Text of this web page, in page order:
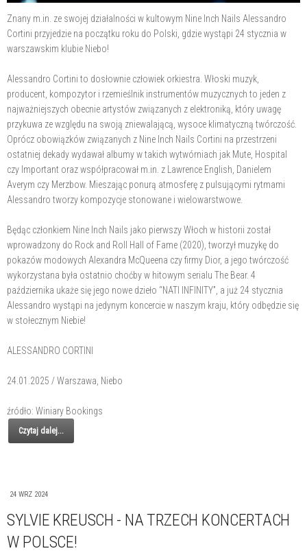
Znany m.in. ze swojej działalności w kultowym Nine Inch Nails Alessandro
Cortini przyjedzie na początku roku do Polski, gdzie wystąpi 24 stycznia w
warszawskim klubie Niebo!
Alessandro Cortini to dosłownie człowiek orkiestra. Włoski muzyk,
producent, kompozytor i rzemieślnik instrumentów muzycznych to jeden z
najważniejszych obecnie artystów związanych z elektroniką, który uwagę
przykuwa ze względu na swoją zniewalającą, wysoce klimatyczną twórczość.
Oprócz obowiązków związanych z Nine Inch Nails Cortini na przestrzeni
ostatniej dekady wydawał albumy w takich wytwórniach jak Mute, Hospital
czy Important oraz współpracował m.in. z Lawrence English, Danielem
Averym czy Merzbow. Mieszając ponurą atmosferę z pulsującymi rytmami
Alessandro tworzy kompozycje stonowane i wielowarstwowe.
Będąc członkiem Nine Inch Nails jako pierwszy Włoch w historii został
wprowadzony do Rock and Roll Hall of Fame (2020), tworzył muzykę do
pokazów modowych Alexandra McQueena czy firmy Dior, a jego twórczość
wykorzystana była ostatnio choćby w hitowym serialu The Bear. 4
października ukaże się jego nowe dzieło “NATI INFINITY”, a już 24 stycznia
Alessandro wystąpi na jedynym koncercie w naszym kraju, który odbędzie się
w stołecznym Niebie!
ALESSANDRO CORTINI
24.01.2025 / Warszawa, Niebo
źródło: Winiary Bookings
Czytaj dalej...
24 WRZ 2024
SYLVIE KREUSCH - NA TRZECH KONCERTACH
W POLSCE!